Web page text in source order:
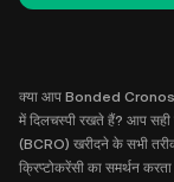
क्या आप Bonded Cronos
में दिलचस्पी रखते हैं? आप
(BCRO) खरीदने के सभी
क्रिप्टोकरेंसी का समर्थन